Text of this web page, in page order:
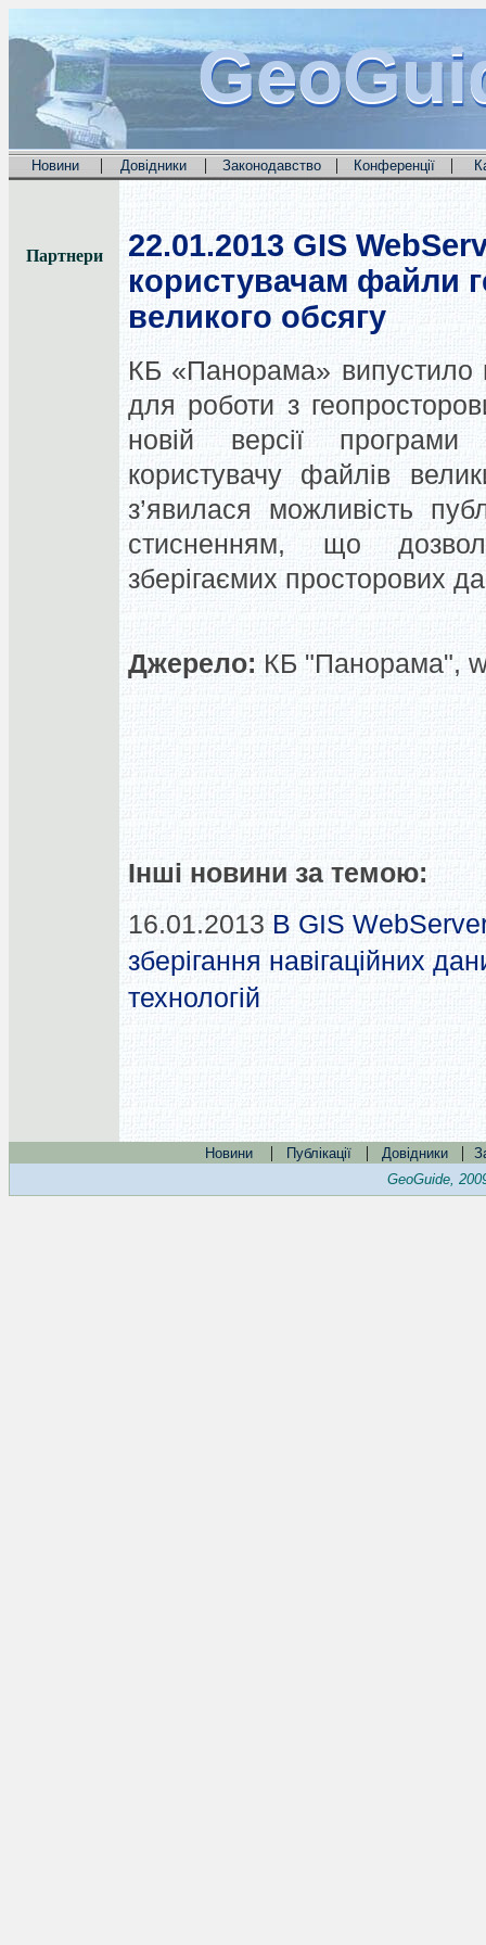
Новини | Довідники | Законодавство | Конференції |
Партнери 22.01.2013 GIS
користувачам файли
великого обсягу
КБ «Панорама» випустило
для роботи з
новій версії програми
користувачу файлів
з’явилася можливість
стисненням, що
зберігаємих просторових
Джерело: КБ "Панорама",
Інші новини за темою:
16.01.2013 В GIS
зберігання навігаційних
технологій
Новини | Публікації | Довідники |
GeoGuide,